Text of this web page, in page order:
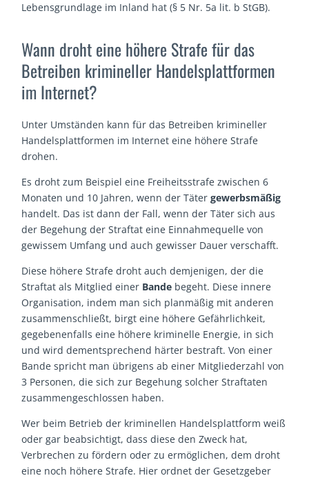
Lebensgrundlage im Inland hat (§ 5 Nr. 5a lit. b StGB).
Wann droht eine höhere Strafe für das
Betreiben krimineller Handelsplattformen
im Internet?
Unter Umständen kann für das Betreiben krimineller
Handelsplattformen im Internet eine höhere Strafe
drohen.
Es droht zum Beispiel eine Freiheitsstrafe zwischen 6
Monaten und 10 Jahren, wenn der Tätergewerbsmäßig
handelt. Das ist dann der Fall, wenn der Täter sich aus
der Begehung der Straftat eine Einnahmequelle von
gewissem Umfang und auch gewisser Dauer verschafft.
Diese höhere Strafe droht auch demjenigen, der die
Straftat als Mitglied einer Bande begeht. Diese innere
Organisation, indem man sich planmäßig mit anderen
zusammenschließt, birgt eine höhere Gefährlichkeit,
gegebenenfalls eine höhere kriminelle Energie, in sich
und wird dementsprechend härter bestraft. Von einer
Bande spricht man übrigens ab einer Mitgliederzahl von
3 Personen, die sich zur Begehung solcher Straftaten
zusammengeschlossen haben.
Wer beim Betrieb der kriminellen Handelsplattform weiß
oder gar beabsichtigt, dass diese den Zweck hat,
Verbrechen zu fördern oder zu ermöglichen, dem droht
eine noch höhere Strafe. Hier ordnet der Gesetzgeber